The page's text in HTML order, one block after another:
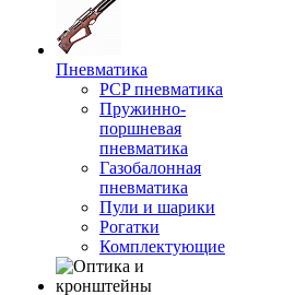
Пневматика
PCP пневматика
Пружинно-
поршневая
пневматика
Газобалонная
пневматика
Пули и шарики
Рогатки
Комплектующие